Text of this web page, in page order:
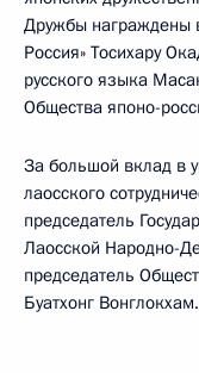
Дружбы награждены
Россия» Тосихару
русского языка
Общества японо-
За большой вклад в
лаосского
председатель
Лаосской Народно-
председатель
Буатхонг Вонглокхам.